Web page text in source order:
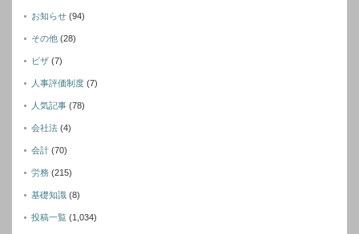
お知らせ (94)
その他 (28)
ビザ (7)
人事評価制度 (7)
人気記事 (78)
会社法 (4)
会計 (70)
労務 (215)
基礎知識 (8)
投稿一覧 (1,034)